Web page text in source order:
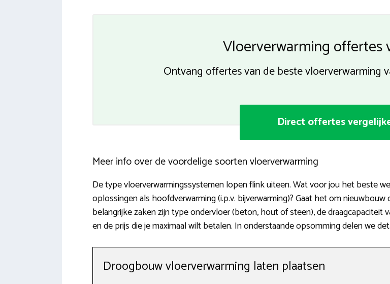
Vloerverwarming offertes
Ontvang offertes van de beste vloerverwarming
Direct offertes
Meer info over de voordelige soorten vloerverwarming
De type vloerverwarmingssystemen lopen flink uiteen. Wat voor jou het beste
oplossingen als hoofdverwarming (i.p.v. bijverwarming)? Gaat het om
belangrijke zaken zijn type ondervloer (beton, hout of steen), de
en de prijs die je maximaal wilt betalen. In onderstaande opsomming delen we
Droogbouw vloerverwarming laten plaatsen